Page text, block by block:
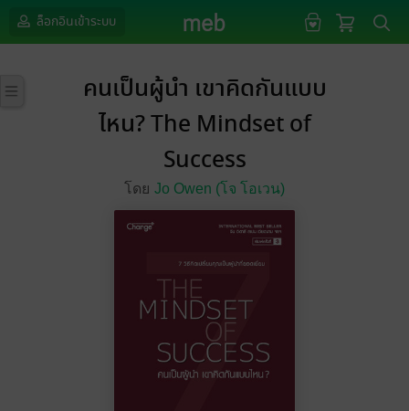
ล็อกอินเข้าระบบ
คนเป็นผู้นำ เขาคิดกันแบบ
ไหน? The Mindset of
Success
โดย Jo Owen (โจ โอเวน)